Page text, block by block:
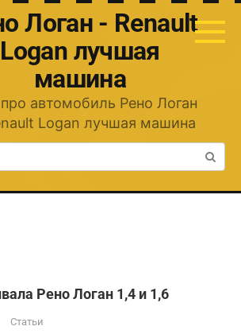
Логан - Renault
Logan лучшая
машина
автомобиль Рено Логан
Logan лучшая машина
Рено Логан 1,4 и 1,6
Статьи